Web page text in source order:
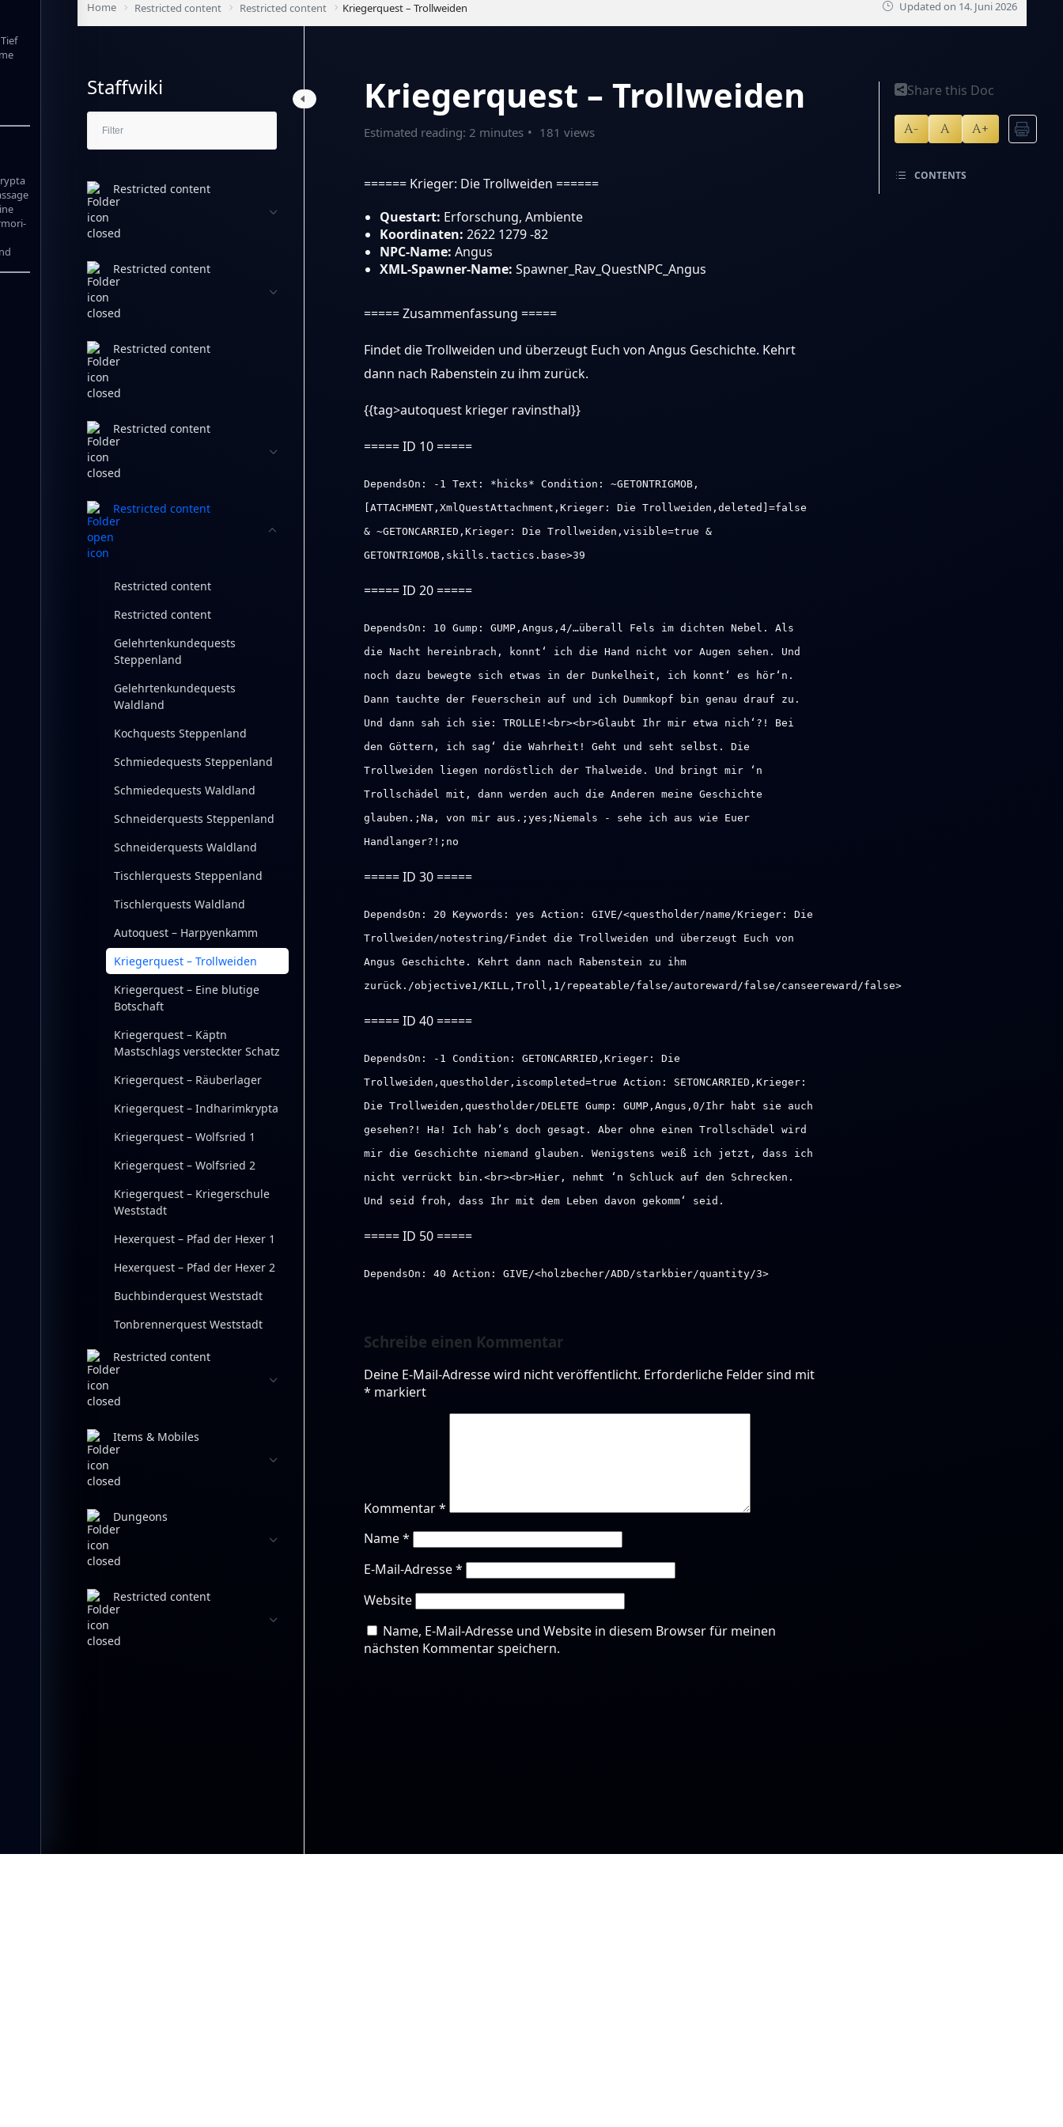
Home Restricted content Restricted content Kriegerquest – Trollweiden Updated on 14. Juni 2026
Staffwiki
Restricted content
Restricted content
Restricted content
Restricted content
Restricted content
Restricted content
Restricted content
Gelehrtenkundequests
Steppenland
Gelehrtenkundequests
Waldland
Kochquests Steppenland
Schmiedequests Steppenland
Schmiedequests Waldland
Schneiderquests Steppenland
Schneiderquests Waldland
Tischlerquests Steppenland
Tischlerquests Waldland
Autoquest – Harpyenkamm
Kriegerquest – Trollweiden
Kriegerquest – Eine blutige
Botschaft
Kriegerquest – Käptn
Mastschlags versteckter Schatz
Kriegerquest – Räuberlager
Kriegerquest – Indharimkrypta
Kriegerquest – Wolfsried 1
Kriegerquest – Wolfsried 2
Kriegerquest – Kriegerschule
Weststadt
Hexerquest – Pfad der Hexer 1
Hexerquest – Pfad der Hexer 2
Buchbinderquest Weststadt
Tonbrennerquest Weststadt
Restricted content
Items & Mobiles
Dungeons
Restricted content
Kriegerquest – Trollweiden
Estimated reading: 2 minutes 181 views
====== Krieger: Die Trollweiden ======
Questart: Erforschung, Ambiente
Koordinaten: 2622 1279 -82
NPC-Name: Angus
XML-Spawner-Name: Spawner_Rav_QuestNPC_Angus
===== Zusammenfassung =====
Findet die Trollweiden und überzeugt Euch von Angus Geschichte. Kehrt
dann nach Rabenstein zu ihm zurück.
{{tag>autoquest krieger ravinsthal}}
===== ID 10 =====
DependsOn: -1 Text: *hicks* Condition: ~GETONTRIGMOB,
[ATTACHMENT,XmlQuestAttachment,Krieger: Die Trollweiden,deleted]=false
& ~GETONCARRIED,Krieger: Die Trollweiden,visible=true &
GETONTRIGMOB,skills.tactics.base>39
===== ID 20 =====
DependsOn: 10 Gump: GUMP,Angus,4/…überall Fels im dichten Nebel. Als
die Nacht hereinbrach, konnt‘ ich die Hand nicht vor Augen sehen. Und
noch dazu bewegte sich etwas in der Dunkelheit, ich konnt‘ es hör‘n.
Dann tauchte der Feuerschein auf und ich Dummkopf bin genau drauf zu.
Und dann sah ich sie: TROLLE!<br><br>Glaubt Ihr mir etwa nich‘?! Bei
den Göttern, ich sag‘ die Wahrheit! Geht und seht selbst. Die
Trollweiden liegen nordöstlich der Thalweide. Und bringt mir ‘n
Trollschädel mit, dann werden auch die Anderen meine Geschichte
glauben.;Na, von mir aus.;yes;Niemals - sehe ich aus wie Euer
Handlanger?!;no
===== ID 30 =====
DependsOn: 20 Keywords: yes Action: GIVE/<questholder/name/Krieger: Die
Trollweiden/notestring/Findet die Trollweiden und überzeugt Euch von
Angus Geschichte. Kehrt dann nach Rabenstein zu ihm
zurück./objective1/KILL,Troll,1/repeatable/false/autoreward/false/canseereward/false>
===== ID 40 =====
DependsOn: -1 Condition: GETONCARRIED,Krieger: Die
Trollweiden,questholder,iscompleted=true Action: SETONCARRIED,Krieger:
Die Trollweiden,questholder/DELETE Gump: GUMP,Angus,0/Ihr habt sie auch
gesehen?! Ha! Ich hab’s doch gesagt. Aber ohne einen Trollschädel wird
mir die Geschichte niemand glauben. Wenigstens weiß ich jetzt, dass ich
nicht verrückt bin.<br><br>Hier, nehmt ‘n Schluck auf den Schrecken.
Und seid froh, dass Ihr mit dem Leben davon gekomm‘ seid.
===== ID 50 =====
DependsOn: 40 Action: GIVE/<holzbecher/ADD/starkbier/quantity/3>
Schreibe einen Kommentar
Deine E-Mail-Adresse wird nicht veröffentlicht. Erforderliche Felder sind mit
* markiert
Kommentar*
Name*
E-Mail-Adresse*
Website
Name, E-Mail-Adresse und Website in diesem Browser für meinen
nächsten Kommentar speichern.
Share this Doc
A- A A+
CONTENTS